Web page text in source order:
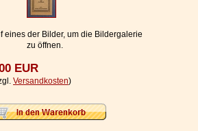
eines der Bilder, um die Bildergalerie
zu öffnen.
EUR
Versandkosten)